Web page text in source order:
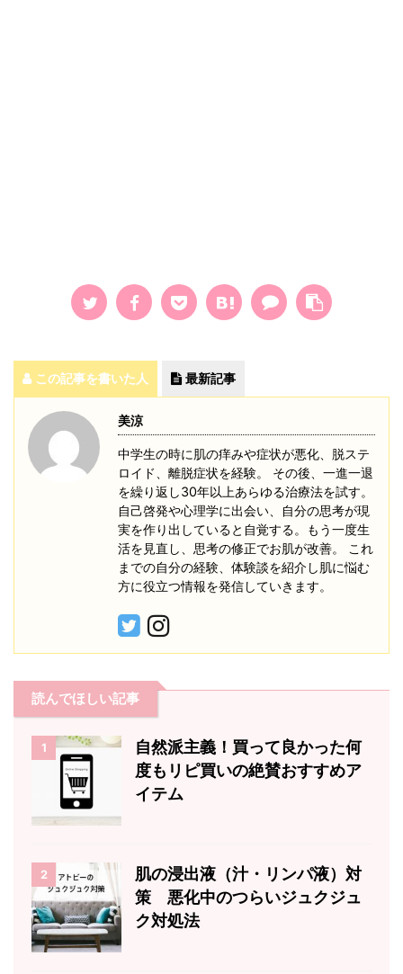
この記事を書いた人 最新記事
美涼
中学生の時に肌の痒みや症状が悪化、脱ステ
ロイド、離脱症状を経験。 その後、一進一退
を繰り返し30年以上あらゆる治療法を試す。
自己啓発や心理学に出会い、自分の思考が現
実を作り出していると自覚する。もう一度生
活を見直し、思考の修正でお肌が改善。 これ
までの自分の経験、体験談を紹介し肌に悩む
方に役立つ情報を発信していきます。
読んでほしい記事
1
自然派主義！買って良かった何
度もリピ買いの絶賛おすすめア
イテム
2
肌の浸出液（汁・リンパ液）対
策 悪化中のつらいジュクジュ
ク対処法